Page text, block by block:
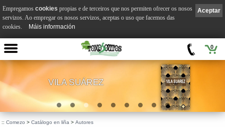
0
VILA SUÁREZ
:: Comezo > Catálogo en liña > Autores
Aceptar
Empregamos cookies propias e de terceiros que nos permiten ofrecer os nosos
servizos. Ao empregar os nosos servizos, aceptas o uso que facemos das
cookies.
Máis información